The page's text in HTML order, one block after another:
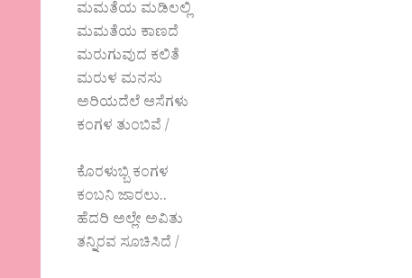
ಮಮತೆಯ ಮಡಿಲಲ್ಲಿ
ಮಮತೆಯ ಕಾಣದೆ
ಮರುಗುವುದ ಕಲಿತೆ
ಮರುಳ ಮನಸು
ಅರಿಯದೆಲೆ ಆಸೆಗಳು
ಕಂಗಳ ತುಂಬಿವೆ /
ಕೊರಳುಬ್ಬಿ ಕಂಗಳ
ಕಂಬನಿ ಜಾರಲು..
ಹೆದರಿ ಅಲ್ಲೇ ಅವಿತು
ತನ್ನಿರವ ಸೂಚಿಸಿದೆ /